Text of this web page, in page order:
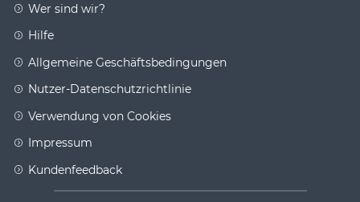
Wer sind wir?
Hilfe
Allgemeine Geschäftsbedingungen
Nutzer-Datenschutzrichtlinie
Verwendung von Cookies
Impressum
Kundenfeedback